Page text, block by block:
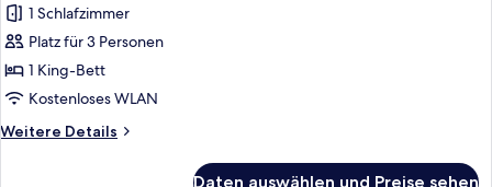
Zimmer,
1
Schlafzimmer,
Balkon,
anzeigen
1 Schlafzimmer
Platz für 3 Personen
1 King-Bett
Kostenloses WLAN
Weitere Details
Weitere
Daten auswählen und Preise sehen